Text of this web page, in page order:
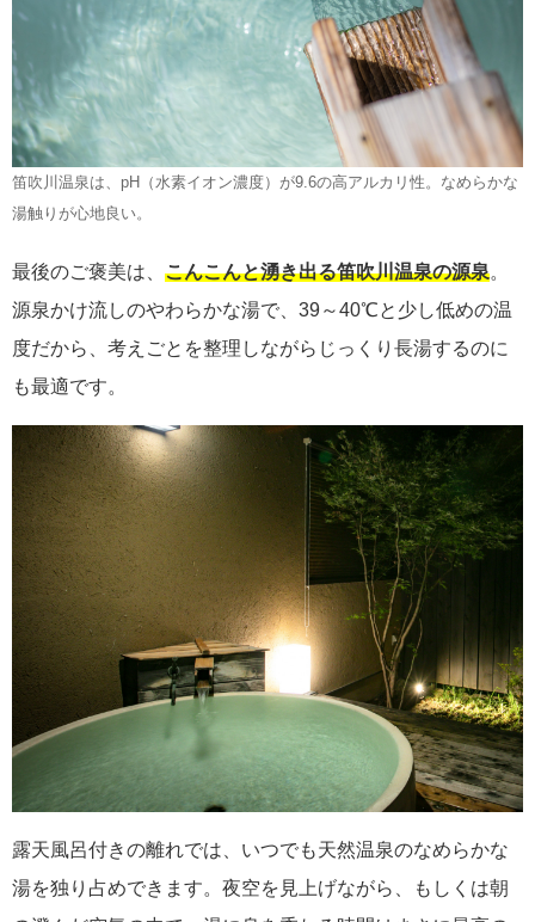
笛吹川温泉は、pH（水素イオン濃度）が9.6の高アルカリ性。なめらかな
湯触りが心地良い。
最後のご褒美は、 こんこんと湧き出る笛吹川温泉の源泉。
源泉かけ流しのやわらかな湯で、39～40℃と少し低めの温
度だから、考えごとを整理しながらじっくり長湯するのに
も最適です。
露天風呂付きの離れでは、いつでも天然温泉のなめらかな
湯を独り占めできます。夜空を見上げながら、もしくは朝